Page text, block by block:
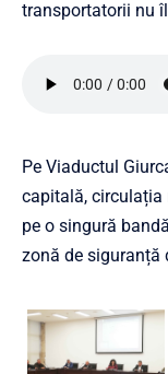
transportatorii nu
Pe Viaductul
capitală, circulația
pe o singură
zonă de siguranță